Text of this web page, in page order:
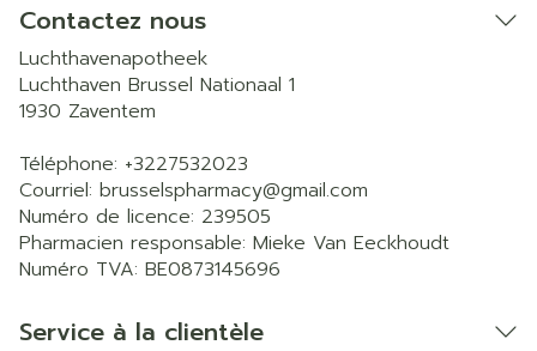
Contactez nous
Luchthavenapotheek
Luchthaven Brussel Nationaal 1
1930 Zaventem
Téléphone: +3227532023
Courriel: brusselspharmacy@gmail.com
Numéro de licence: 239505
Pharmacien responsable: Mieke Van Eeckhoudt
Numéro TVA: BE0873145696
Service à la clientèle